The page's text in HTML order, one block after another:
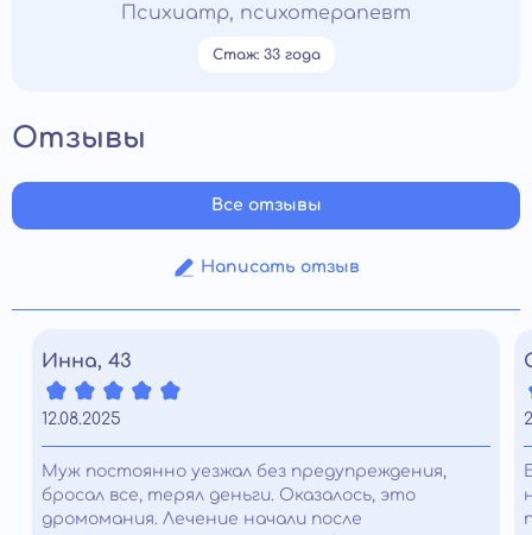
Психиатр, психотерапевт
Стаж: 33 года
Отзывы
Написать отзыв
Все отзывы
Инна, 43
12.08.2025
Муж постоянно уезжал без предупреждения,
бросал все, терял деньги. Оказалось, это
дромомания. Лечение начали после